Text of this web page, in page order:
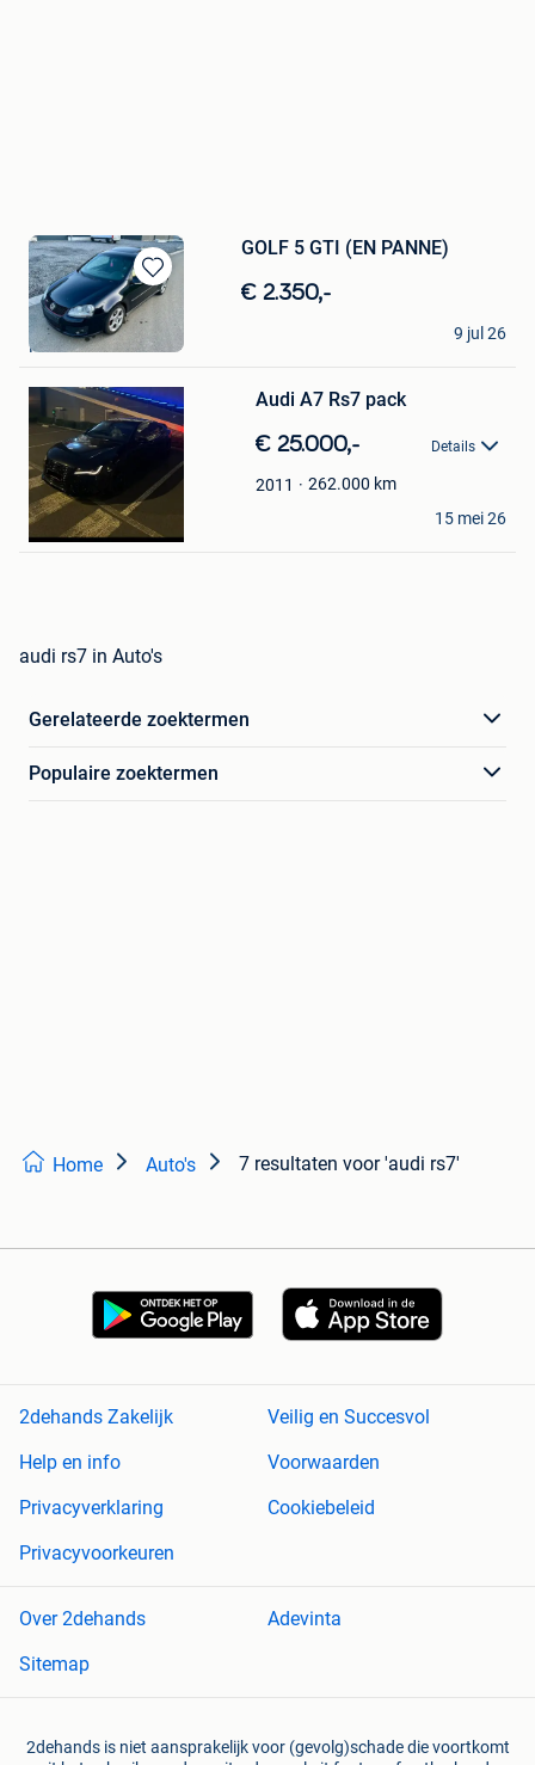
Bewaren
in
Mijn
Favorieten
GOLF 5 GTI (EN PANNE)
€ 2.350,-
VAG-motorsport
Namur
9 jul 26
Bewaren
Mijn
Favorieten
Audi A7 Rs7 pack
€ 25.000,- Details
2011 262.000 km
Miniman Bosman
Sint-Amands
15 mei 26
audi rs7 in Auto's
Gerelateerde zoektermen
Populaire zoektermen
Home Auto's 7 resultaten voor 'audi rs7'
2dehands Zakelijk
Veilig en Succesvol
Help en info
Voorwaarden
Privacyverklaring
Cookiebeleid
Privacyvoorkeuren
Over 2dehands
Adevinta
Sitemap
2dehands is niet aansprakelijk voor (gevolg)schade die voortkomt